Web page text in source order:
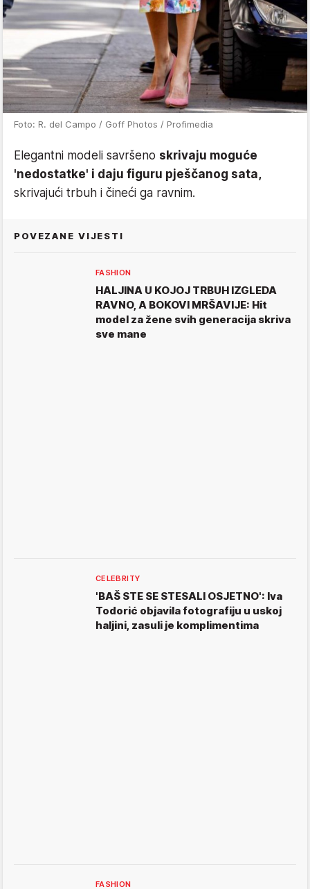
Foto: R. del Campo / Goff Photos / Profimedia
Elegantni modeli savršeno skrivaju moguće
'nedostatke' i daju figuru pješčanog sata,
skrivajući trbuh i čineći ga ravnim.
POVEZANE VIJESTI
FASHION
HALJINA U KOJOJ TRBUH IZGLEDA
RAVNO, A BOKOVI MRŠAVIJE: Hit
model za žene svih generacija skriva
sve mane
CELEBRITY
'BAŠ STE SE STESALI OSJETNO': Iva
Todorić objavila fotografiju u uskoj
haljini, zasuli je komplimentima
FASHION